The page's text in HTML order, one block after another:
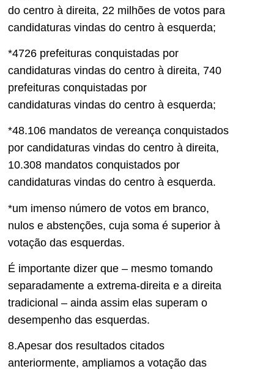
do centro à direita, 22 milhões de votos para
candidaturas vindas do centro à esquerda;
*4726 prefeituras conquistadas por
candidaturas vindas do centro à direita, 740
prefeituras conquistadas por
candidaturas vindas do centro à esquerda;
*48.106 mandatos de vereança conquistados
por candidaturas vindas do centro à direita,
10.308 mandatos conquistados por
candidaturas vindas do centro à esquerda.
*um imenso número de votos em branco,
nulos e abstenções, cuja soma é superior à
votação das esquerdas.
É importante dizer que – mesmo tomando
separadamente a extrema-direita e a direita
tradicional – ainda assim elas superam o
desempenho das esquerdas.
8.Apesar dos resultados citados
anteriormente, ampliamos a votação das